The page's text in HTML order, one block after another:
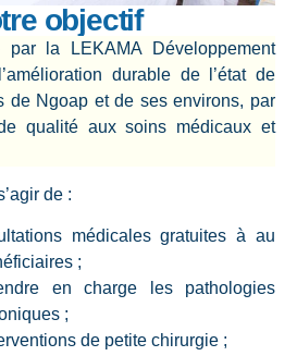
objectif
par la LEKAMA Développement
durable de l’état de
de Ngoap et de ses environs, par
qualité aux soins médicaux et
de :
médicales gratuites à au
;
en charge les pathologies
;
de petite chirurgie ;